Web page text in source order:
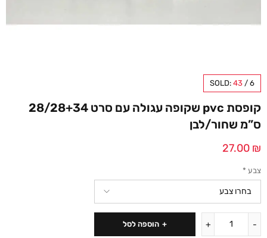
SOLD: 43 / 6
קופסת pvc שקופה עגולה עם סרט 28/28+34
ס”מ שחור/לבן
27.00 ₪
צבע *
הוספה לסל